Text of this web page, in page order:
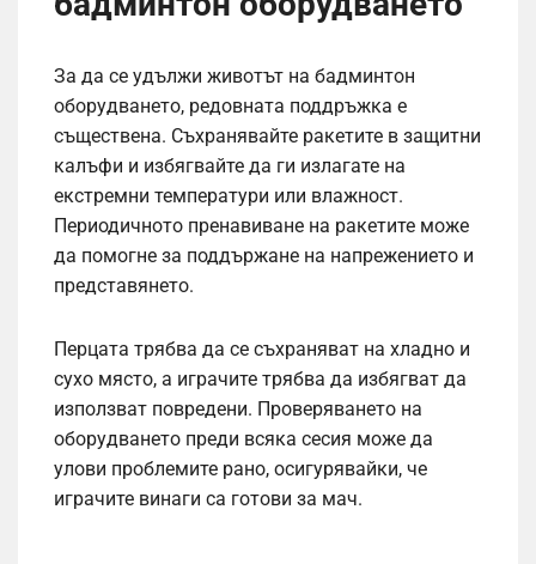
За да се удължи животът на бадминтон
оборудването, редовната поддръжка е
съществена. Съхранявайте ракетите в защитни
калъфи и избягвайте да ги излагате на
екстремни температури или влажност.
Периодичното пренавиване на ракетите може
да помогне за поддържане на напрежението и
представянето.
Перцата трябва да се съхраняват на хладно и
сухо място, а играчите трябва да избягват да
използват повредени. Проверяването на
оборудването преди всяка сесия може да
улови проблемите рано, осигурявайки, че
играчите винаги са готови за мач.